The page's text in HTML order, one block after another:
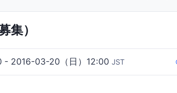
集）
- 2016-03-20（日）12:00 JST